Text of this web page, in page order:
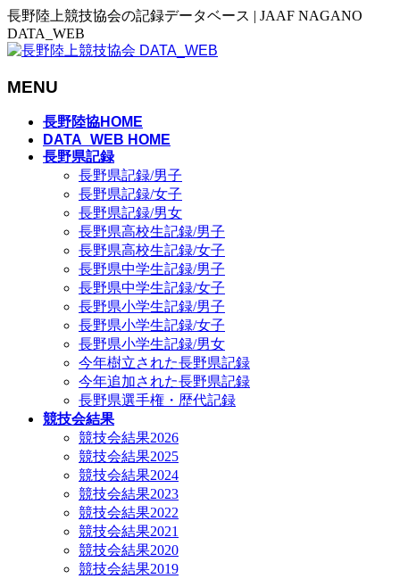
長野陸上競技協会の記録データベース | JAAF NAGANO
DATA_WEB
MENU
長野陸協HOME
DATA_WEB HOME
長野県記録
長野県記録/男子
長野県記録/女子
長野県記録/男女
長野県高校生記録/男子
長野県高校生記録/女子
長野県中学生記録/男子
長野県中学生記録/女子
長野県小学生記録/男子
長野県小学生記録/女子
長野県小学生記録/男女
今年樹立された長野県記録
今年追加された長野県記録
長野県選手権・歴代記録
競技会結果
競技会結果2026
競技会結果2025
競技会結果2024
競技会結果2023
競技会結果2022
競技会結果2021
競技会結果2020
競技会結果2019